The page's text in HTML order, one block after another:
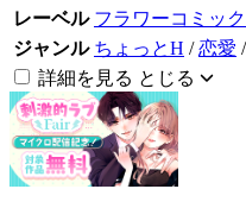
レーベル フラワーコミッ
ジャンル ちょっとH /恋愛 /
詳細を見る とじる